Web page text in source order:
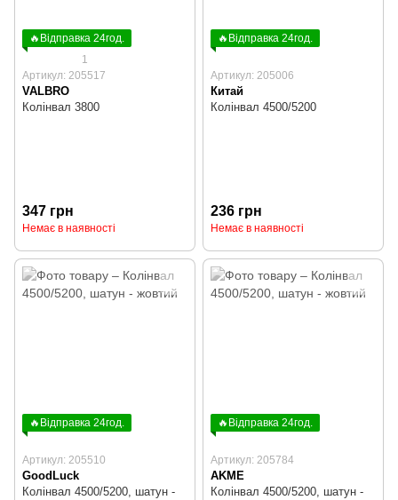
🔥Відправка 24год.
1
Артикул: 205517
VALBRO
Колінвал 3800
347 грн
Немає в наявності
🔥Відправка 24год.
Артикул: 205006
Китай
Колінвал 4500/5200
236 грн
Немає в наявності
🔥Відправка 24год.
Артикул: 205510
GoodLuck
Колінвал 4500/5200, шатун -
🔥Відправка 24год.
Артикул: 205784
AKME
Колінвал 4500/5200, шатун -